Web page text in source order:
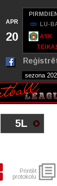
APR
20
LU-
ASK
5L
Printēt
protokolu